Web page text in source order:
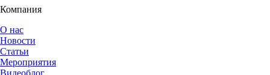
Компания
О нас
Новости
Статьи
Мероприятия